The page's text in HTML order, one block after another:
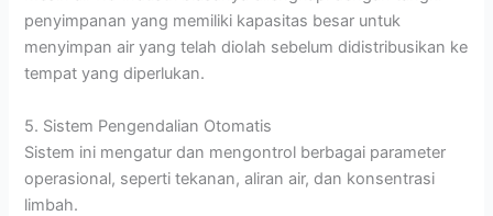
penyimpanan yang memiliki kapasitas besar untuk
menyimpan air yang telah diolah sebelum didistribusikan ke
tempat yang diperlukan.
5. Sistem Pengendalian Otomatis
Sistem ini mengatur dan mengontrol berbagai parameter
operasional, seperti tekanan, aliran air, dan konsentrasi
limbah.